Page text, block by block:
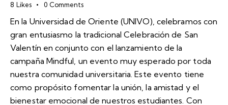
8 Likes 0 Comments
En la Universidad de Oriente (UNIVO), celebramos con
gran entusiasmo la tradicional Celebración de San
Valentín en conjunto con el lanzamiento de la
campaña Mindful, un evento muy esperado por toda
nuestra comunidad universitaria. Este evento tiene
como propósito fomentar la unión, la amistad y el
bienestar emocional de nuestros estudiantes. Con